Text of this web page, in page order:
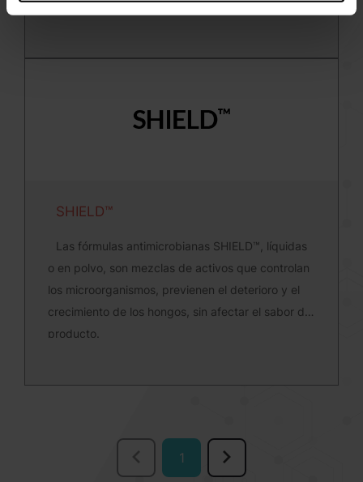
SHIELD™
Las fórmulas antimicrobianas SHIELD™, líquidas
o en polvo, son mezclas de activos que controlan
los microorganismos, previenen el deterioro y el
crecimiento de los hongos, sin afectar el sabor del
producto.
1